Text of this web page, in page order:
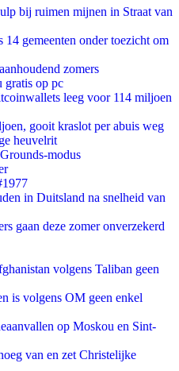
bij ruimen mijnen in Straat van
14 gemeenten onder toezicht om
zomers
gratis op pc
leeg voor 114 miljoen
gooit kraslot per abuis weg
heuvelrit
modus
in Duitsland na snelheid van
gaan deze zomer onverzekerd
volgens Taliban geen
is volgens OM geen enkel
op Moskou en Sint-
van en zet Christelijke